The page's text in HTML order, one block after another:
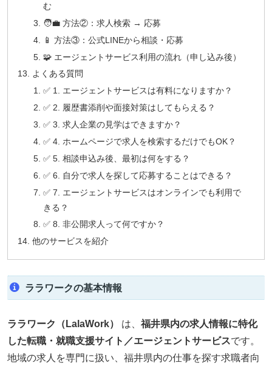
む
🧑‍💼 方法②：求人検索 → 応募
📱 方法③：公式LINEから相談・応募
🧩 エージェントサービス利用の流れ（申し込み後）
よくある質問
✅ 1. エージェントサービスは有料になりますか？
✅ 2. 履歴書添削や面接対策はしてもらえる？
✅ 3. 求人企業の見学はできますか？
✅ 4. ホームページで求人を検索するだけでもOK？
✅ 5. 相談申込み後、最初は何をする？
✅ 6. 自分で求人を探して応募することはできる？
✅ 7. エージェントサービスはオンラインでも利用で
きる？
✅ 8. 非公開求人って何ですか？
他のサービスを紹介
ララワークの基本情報
ララワーク（LalaWork） は、 福井県内の求人情報に特化
した転職・就職支援サイト／エージェントサービスです。
地域の求人を専門に扱い、福井県内の仕事を探す求職者向